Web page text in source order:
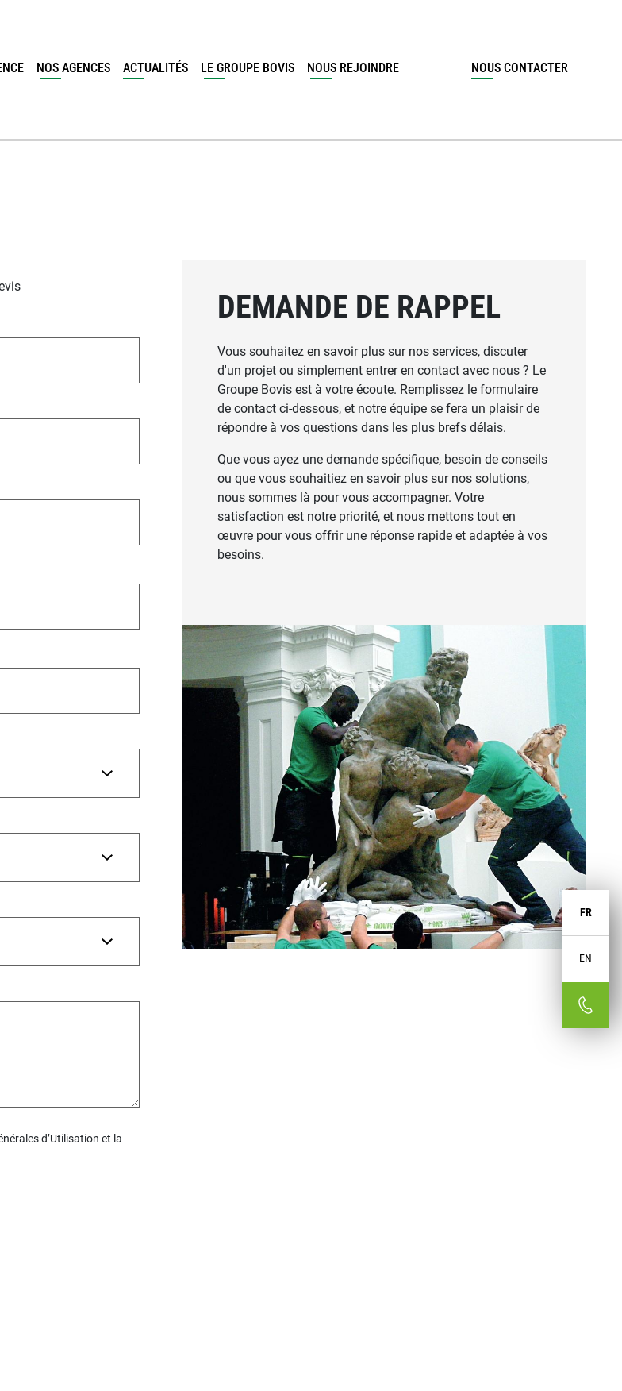
NOS AGENCES ACTUALITÉS LE GROUPE BOVIS NOUS REJOINDRE NOUS CONTACTER
FR
EN
d’Utilisation et la
DEMANDE DE RAPPEL
Vous souhaitez en savoir plus sur nos services, discuter
d'un projet ou simplement entrer en contact avec nous ? Le
Groupe Bovis est à votre écoute. Remplissez le formulaire
de contact ci-dessous, et notre équipe se fera un plaisir de
répondre à vos questions dans les plus brefs délais.
Que vous ayez une demande spécifique, besoin de conseils
ou que vous souhaitiez en savoir plus sur nos solutions,
nous sommes là pour vous accompagner. Votre
satisfaction est notre priorité, et nous mettons tout en
œuvre pour vous offrir une réponse rapide et adaptée à vos
besoins.